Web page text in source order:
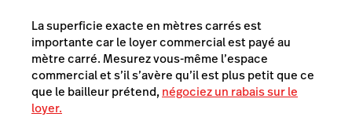
La superficie exacte en mètres carrés est
importante car le loyer commercial est payé au
mètre carré. Mesurez vous-même l’espace
commercial et s’il s’avère qu’il est plus petit que ce
que le bailleur prétend, négociez un rabais sur le
loyer.